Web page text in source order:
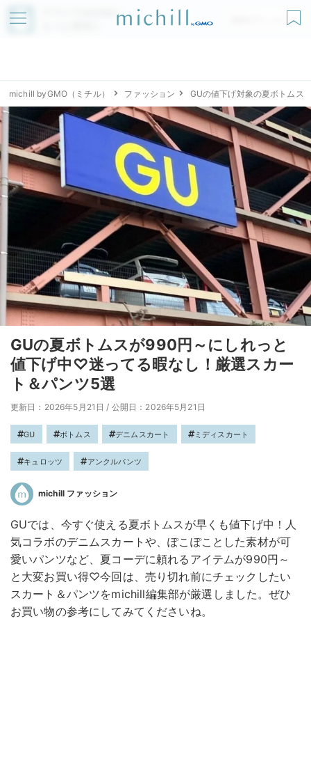
アプリでmichillが
無料ダウンロード
michill byGMO（ミチル） ファッション GUの値下げ対象の夏ボトムス
GUの夏ボトムスが990円～にしれっと
値下げ中♡迷ってる暇なし！厳選スカー
ト＆パンツ5選
更新日：2026年5月21日 / 公開日：2026年5月21日
GU ボトムス デニムスカート ミディスカート
キュロッツ アンクルパンツ
michill ファッション
GUでは、今すぐ使える夏ボトムスが早くも値下げ中！人
気コラボのデニムスカートや、ぽこぽことした素材が可
愛いパンツなど、夏コーデに頼れるアイテムが990円～
と大変お買い得♡今回は、売り切れ前にチェックしたい
スカート＆パンツをmichill編集部が厳選しました。ぜひ
お買い物の参考にしてみてくださいね。